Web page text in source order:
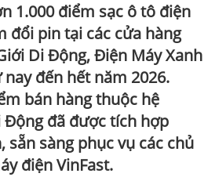
1.000 điểm sạc ô tô điện
đổi pin tại các cửa hàng
Di Động, Điện Máy Xanh
đến hết năm 2026.
bán hàng thuộc hệ
Động đã được tích hợp
sẵn sàng phục vụ các chủ
điện VinFast.